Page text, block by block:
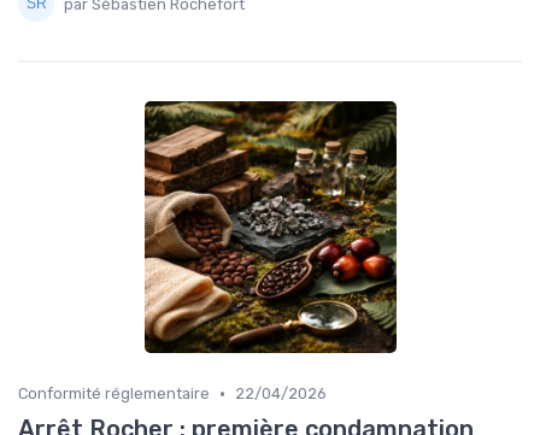
par Sébastien Rochefort
Conformité réglementaire • 22/04/2026
Arrêt Rocher : première condamnation